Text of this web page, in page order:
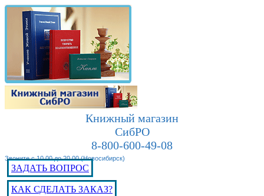
Книжный магазин
СибРО
8-800-600-49-08
Звоните с 10.00 до 20.00 (Новосибирск)
ЗАДАТЬ ВОПРОС
КАК СДЕЛАТЬ ЗАКАЗ?